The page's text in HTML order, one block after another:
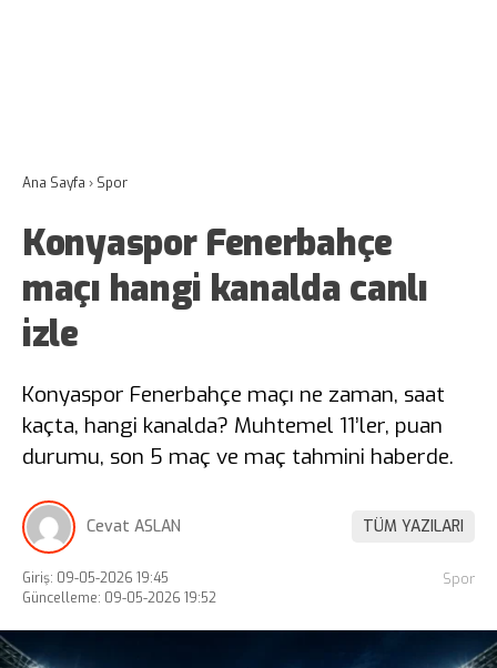
Ana Sayfa › Spor
Konyaspor Fenerbahçe
maçı hangi kanalda canlı
izle
Konyaspor Fenerbahçe maçı ne zaman, saat
kaçta, hangi kanalda? Muhtemel 11’ler, puan
durumu, son 5 maç ve maç tahmini haberde.
Cevat ASLAN TÜM YAZILARI
Giriş: 09-05-2026 19:45
Güncelleme: 09-05-2026 19:52
Spor